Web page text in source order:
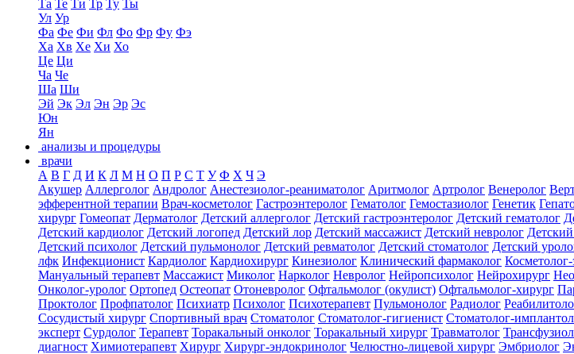
Та Те Ти Тр Ту Ты
Ул Ур
Фа Фе Фи Фл Фо Фр Фу Фэ
Ха Хв Хе Хи Хо
Це Ци
Ча Че
Ша Ши
Эй Эк Эл Эн Эр Эс
Юн
Ян
анализы и процедуры
врачи
А В Г Д И К Л М Н О П Р С Т У Ф Х Ч Э
Акушер Аллерголог Андролог Анестезиолог-реаниматолог Аритмолог Артролог Венеролог
эфферентной терапии Врач-косметолог Гастроэнтеролог Гематолог Гемостазиолог Генетик
хирург Гомеопат Дерматолог Детский аллерголог Детский гастроэнтеролог Детский гематолог
Детский кардиолог Детский логопед Детский лор Детский массажист Детский невролог
Детский психолог Детский пульмонолог Детский ревматолог Детский стоматолог Детский
лфк Инфекционист Кардиолог Кардиохирург Кинезиолог Клинический фармаколог Косметолог-
Мануальный терапевт Массажист Миколог Нарколог Невролог Нейропсихолог Нейрохирург
Онколог-уролог Ортопед Остеопат Отоневролог Офтальмолог (окулист) Офтальмолог-хирург
Проктолог Профпатолог Психиатр Психолог Психотерапевт Пульмонолог Радиолог
Сосудистый хирург Спортивный врач Стоматолог Стоматолог-гигиенист Стоматолог-
эксперт Сурдолог Терапевт Торакальный онколог Торакальный хирург Травматолог
диагност Химиотерапевт Хирург Хирург-эндокринолог Челюстно-лицевой хирург Эмбриолог